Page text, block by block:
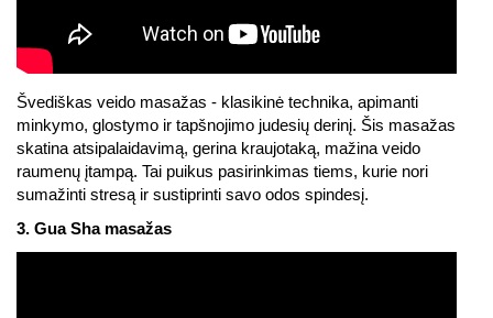
Švediškas veido masažas - klasikinė technika, apimanti
minkymo, glostymo ir tapšnojimo judesių derinį. Šis masažas
skatina atsipalaidavimą, gerina kraujotaką, mažina veido
raumenų įtampą. Tai puikus pasirinkimas tiems, kurie nori
sumažinti stresą ir sustiprinti savo odos spindesį.
3. Gua Sha masažas